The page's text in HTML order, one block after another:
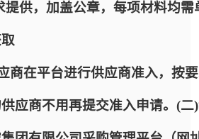
提供，加盖公章，每项材料均
商在平台进行供应商准入，按
应商不用再提交准入申请。(